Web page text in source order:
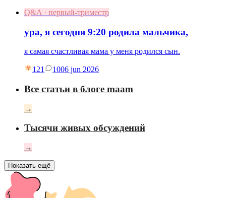
Q&A · первый-триместр
ура, я сегодня 9:20 родила мальчика,
я самая счастливая мама у меня родился сын.
121 1006 jun 2026
Все статьи в блоге maam
→
Тысячи живых обсуждений
→
Показать ещё